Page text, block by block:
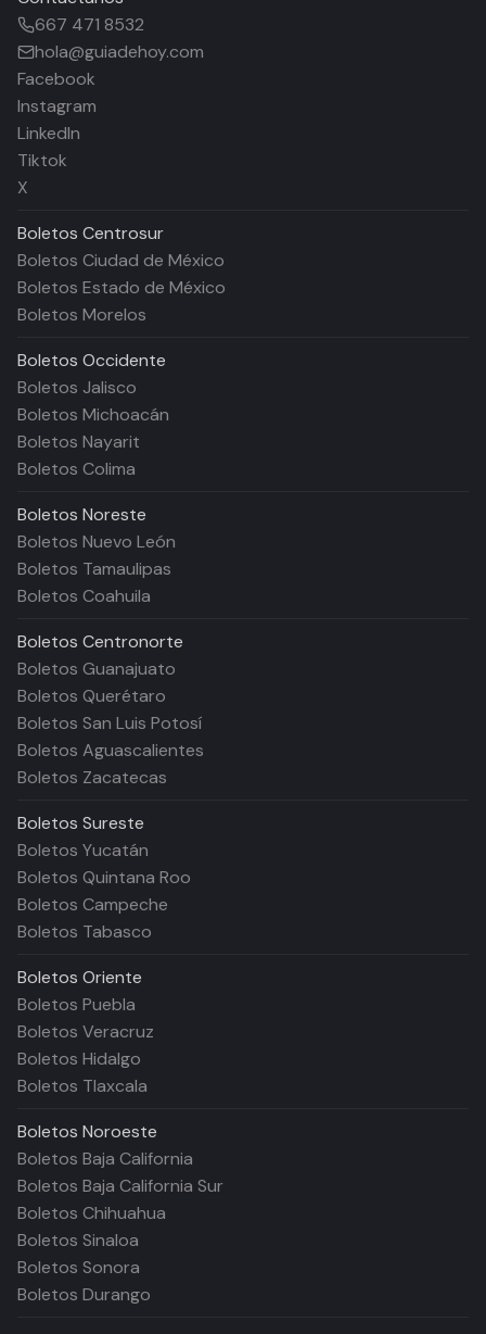
667 471 8532
hola@guiadehoy.com
Facebook
Instagram
LinkedIn
Tiktok
X
Boletos Centrosur
Boletos Ciudad de México
Boletos Estado de México
Boletos Morelos
Boletos Occidente
Boletos Jalisco
Boletos Michoacán
Boletos Nayarit
Boletos Colima
Boletos Noreste
Boletos Nuevo León
Boletos Tamaulipas
Boletos Coahuila
Boletos Centronorte
Boletos Guanajuato
Boletos Querétaro
Boletos San Luis Potosí
Boletos Aguascalientes
Boletos Zacatecas
Boletos Sureste
Boletos Yucatán
Boletos Quintana Roo
Boletos Campeche
Boletos Tabasco
Boletos Oriente
Boletos Puebla
Boletos Veracruz
Boletos Hidalgo
Boletos Tlaxcala
Boletos Noroeste
Boletos Baja California
Boletos Baja California Sur
Boletos Chihuahua
Boletos Sinaloa
Boletos Sonora
Boletos Durango